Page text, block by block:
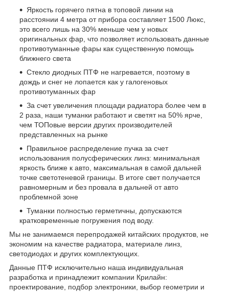
Яркость горячего пятна в топовой линии на
расстоянии 4 метра от прибора составляет 1500 Люкс,
это всего лишь на 30% меньше чем у новых
оригинальных фар, что позволяет использовать данные
противотуманные фары как существенную помощь
ближнего света
Стекло диодных ПТФ не нагревается, поэтому в
дождь и снег не лопается как у галогеновых
противотуманных фар
За счет увеличения площади радиатора более чем в
2 раза, наши туманки работают и светят на 50% ярче,
чем ТОПовые версии других производителей
представленных на рынке
Правильное распределение пучка за счет
использования полусферических линз: минимальная
яркость ближе к авто, максимальная в самой дальней
точке светотеневой границы. В итоге свет получается
равномерным и без провала в дальней от авто
проблемной зоне
Туманки полностью герметичны, допускаются
кратковременные погружения под воду.
Мы не занимаемся перепродажей китайских продуктов, не
экономим на качестве радиатора, материале линз,
светодиодах и других комплектующих.
Данные ПТФ исключительно наша индивидуальная
разработка и принадлежит компании Крилайн:
проектирование, подбор электроники, выбор геометрии и